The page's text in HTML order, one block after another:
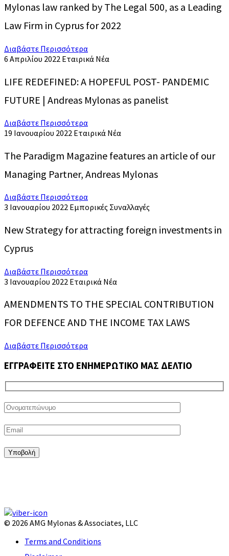
Mylonas law ranked by The Legal 500, as a Leading
Law Firm in Cyprus for 2022
Διαβάστε Περισσότερα
6 Απριλίου 2022 Εταιρικά Νέα
LIFE REDEFINED: A HOPEFUL POST- PANDEMIC
FUTURE | Andreas Mylonas as panelist
Διαβάστε Περισσότερα
19 Ιανουαρίου 2022 Εταιρικά Νέα
The Paradigm Magazine features an article of our
Managing Partner, Andreas Mylonas
Διαβάστε Περισσότερα
3 Ιανουαρίου 2022 Εμπορικές Συναλλαγές
New Strategy for attracting foreign investments in
Cyprus
Διαβάστε Περισσότερα
3 Ιανουαρίου 2022 Εταιρικά Νέα
AMENDMENTS TO THE SPECIAL CONTRIBUTION
FOR DEFENCE AND THE INCOME TAX LAWS
Διαβάστε Περισσότερα
ΕΓΓΡΑΦΕΙΤΕ ΣΤΟ ΕΝΗΜΕΡΩΤΙΚΟ ΜΑΣ ΔΕΛΤΙΟ
© 2026 AMG Mylonas & Associates, LLC
Terms and Conditions